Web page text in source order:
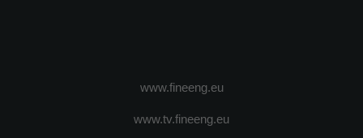
www.fineeng.eu
www.tv.fineeng.eu